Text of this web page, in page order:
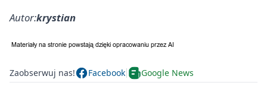
Autor:krystian
Zaobserwuj nas! Facebook Google News